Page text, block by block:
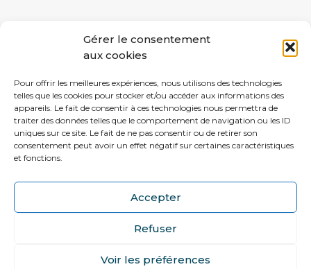
Gérer le consentement
aux cookies
Pour offrir les meilleures expériences, nous utilisons des technologies
telles que les cookies pour stocker et/ou accéder aux informations des
appareils. Le fait de consentir à ces technologies nous permettra de
traiter des données telles que le comportement de navigation ou les ID
uniques sur ce site. Le fait de ne pas consentir ou de retirer son
consentement peut avoir un effet négatif sur certaines caractéristiques
et fonctions.
Accepter
Refuser
Voir les préférences
Accueil
Nos pâtisseries
Fêtes de fin d’année
Macarons
Epiphanie
©2021 EPILOGUE - Tous droits réservés -